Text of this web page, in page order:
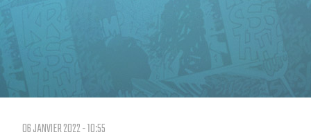
06 JANVIER 2022 - 10:55